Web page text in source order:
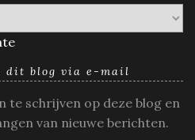
dit blog via e-mail
te schrijven op deze blog en
van nieuwe berichten.